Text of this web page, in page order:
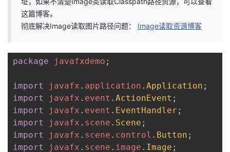
博
的
坛
我
圈
子
的
直
播
我
的
活
动
我
的
关
我
的
我
这篇博客。
彻底解决Image读取图片路径问题： Image读取资源博客
package javafxdemo ;
import javafx . application . Application ;
import
javafx . event . ActionEvent ;
import
javafx . event . EventHandler ;
import
javafx . scene . Scene ;
import
javafx . scene . control . Button ;
import
javafx . scene . image . Image ;